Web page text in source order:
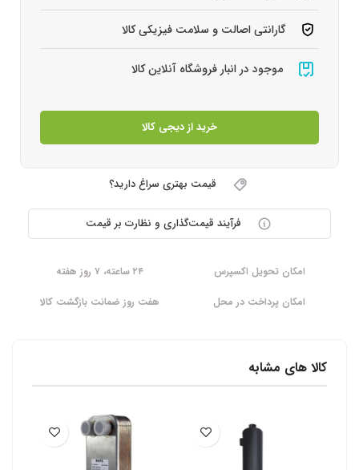
گارانتی اصالت و سلامت فیزیکی کالا
موجود در انبار فروشگاه آنلاین کالا
خرید از دیجی کالا
قیمت بهتری سراغ دارید؟
فرآیند قیمت‌گذاری و نظارت بر قیمت
امکان تحویل اکسپرس
۲۴ ساعته، ۷ روز هفته
امکان پرداخت در محل
هفت روز ضمانت بازگشت کالا
کالا های مشابه